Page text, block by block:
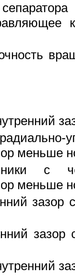
меньше
с
меньше
зазор
зазор